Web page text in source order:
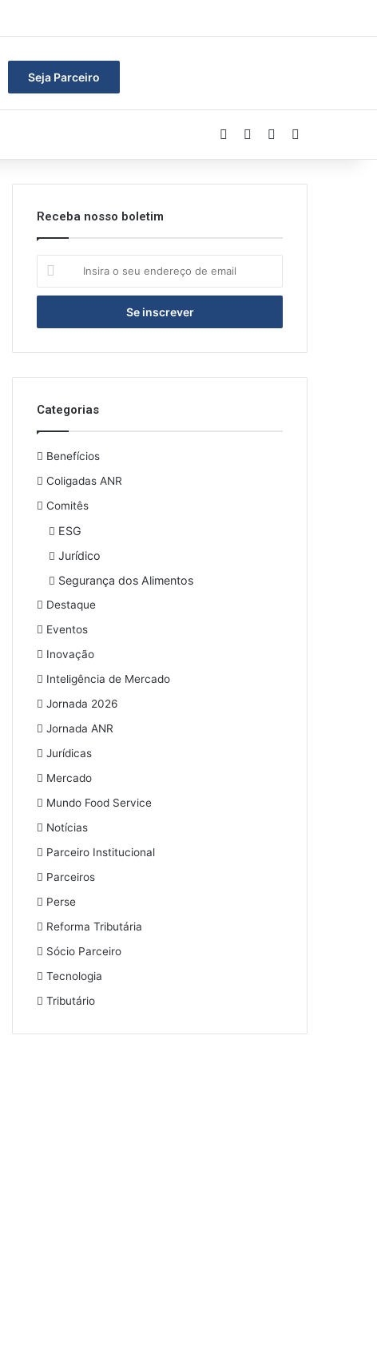
Seja Parceiro
FacebookLinkedinYouTube
Receba nosso boletim
seu
de
Categorias
Benefícios
Coligadas ANR
Comitês
ESG
Jurídico
Segurança dos Alimentos
Destaque
Eventos
Inovação
Inteligência de Mercado
Jornada 2026
Jornada ANR
Jurídicas
Mercado
Mundo Food Service
Notícias
Parceiro Institucional
Parceiros
Perse
Reforma Tributária
Sócio Parceiro
Tecnologia
Tributário